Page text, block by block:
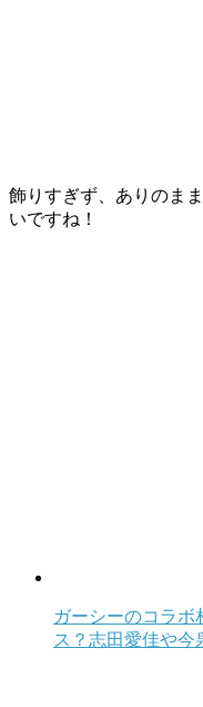
飾りすぎず、ありのま
いですね！
ガーシーのコラボ
ス？志田愛佳や今